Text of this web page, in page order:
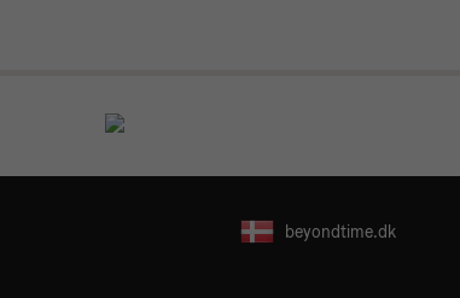
beyondtime.dk